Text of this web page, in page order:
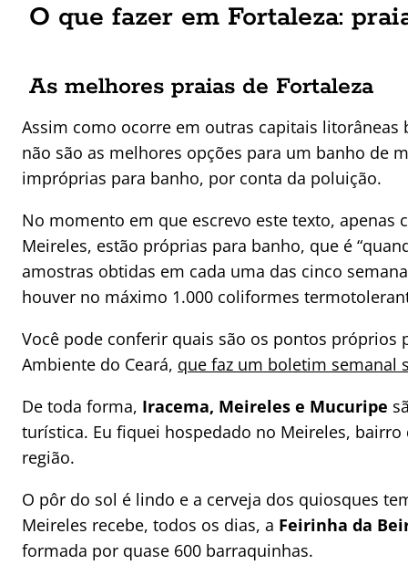
O que fazer em Fortaleza:
As melhores praias de Fortaleza
Assim como ocorre em outras capitais litorâneas
não são as melhores opções para um banho de
impróprias para banho, por conta da poluição.
No momento em que escrevo este texto, apenas
Meireles, estão próprias para banho, que é
amostras obtidas em cada uma das cinco
houver no máximo 1.000 coliformes
Você pode conferir quais são os pontos próprios
Ambiente do Ceará, que faz um boletim semanal
De toda forma, Iracema, Meireles e Mucuripe
turística. Eu fiquei hospedado no Meireles,
região.
O pôr do sol é lindo e a cerveja dos quiosques
Meireles recebe, todos os dias, a Feirinha da
formada por quase 600 barraquinhas.